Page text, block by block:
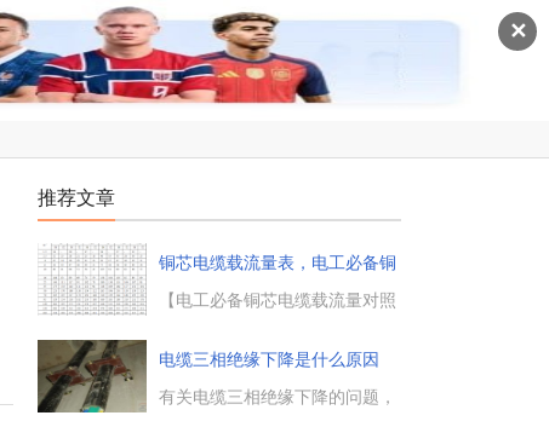
✕
推荐文章
铜芯电缆载流量表，电工必备铜
芯电
【电工必备铜芯电缆载流量对照
载流量是指一条电缆线路在输送
电能时所通过的电流量，在热稳
定条件下，当电缆导体达到长期
电缆三相绝缘下降是什么原因
有关电缆三相绝缘下降的问题，